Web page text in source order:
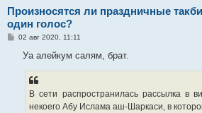
Произносятся ли праздничные
один голос?
С02 авг 2020, 11:11
Уа алейкум салям, брат.
В сети распространилась рассылка в
некоего Абу Ислама аш-Шаркаси, в